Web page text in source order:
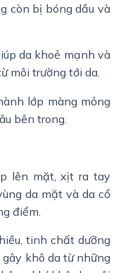
còn bị bóng dầu và
da khoẻ mạnh và
môi trường tới da.
lớp màng mỏng
bên trong.
lên mặt, xịt ra tay
da mặt và da cổ
điểm.
tinh chất dưỡng
khô da từ những